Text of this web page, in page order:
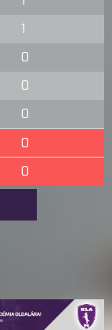
1
0
0
0
0
0